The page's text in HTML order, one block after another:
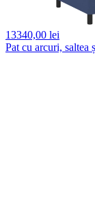
13340,00 lei
Pat cu arcuri,